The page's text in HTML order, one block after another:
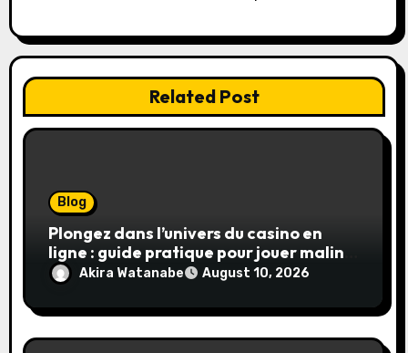
Related Post
Blog
Plongez dans l’univers du casino en
ligne : guide pratique pour jouer malin
et en sécurité
Akira Watanabe August 10, 2026